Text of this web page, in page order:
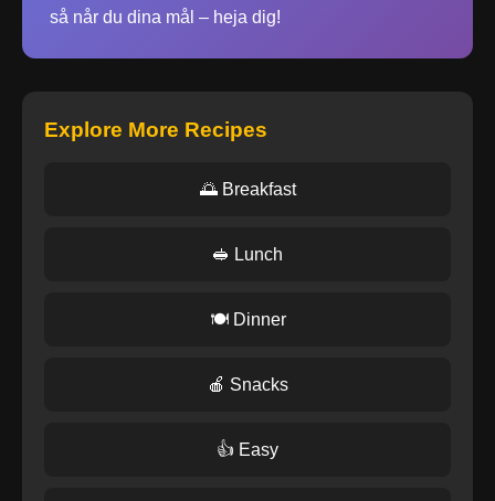
så når du dina mål – heja dig!
Explore More Recipes
🌅 Breakfast
🥪 Lunch
🍽️ Dinner
🍎 Snacks
👍 Easy